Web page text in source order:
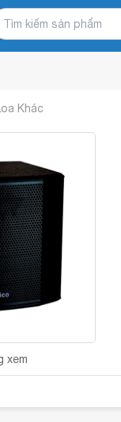
Loa Khác
xem